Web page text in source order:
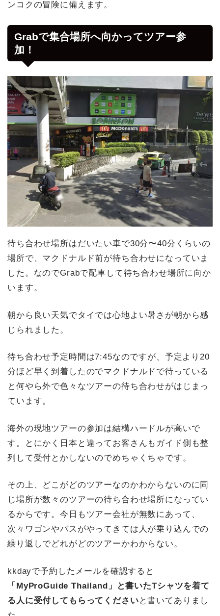
ンコクの冒険に備えます。
Grabで集合場所へ向かってツアー参
加！
待ち合わせ場所はだいたい車で30分〜40分くらいの
場所で、マクドナルド前が待ち合わせになっていま
した。なのでGrabで配車して待ち合わせ場所に向か
います。
朝から良い天気でタイでは心地よい暑さが朝から感
じられました。
待ち合わせ予定時間は7:45なのですが、予定より20
分ほど早く到着したのでマクドナルドで待っている
と何やら外で色々なツアーの待ち合わせがはじまっ
ています。
海外の現地ツアーの参加は結構ハードルが高いで
す。とにかく日本と違ってお客さんもガイド側も整
列して受付とかしないのでめちゃくちゃです。
その上、どこがどのツアーなのかわからないのに同
じ場所が数々のツアーの待ち合わせ場所になってい
るからです。今日もツアー会社が無数にあって、
次々ワゴンやバスがやってきては人が乗り込んでの
繰り返しでどれがどのツアーかわからない。
kkdayで予約したメールを確認すると
「MyProGuide Thailand」と書いたTシャツを着て
る人に受付してもらってください と書いてありまし